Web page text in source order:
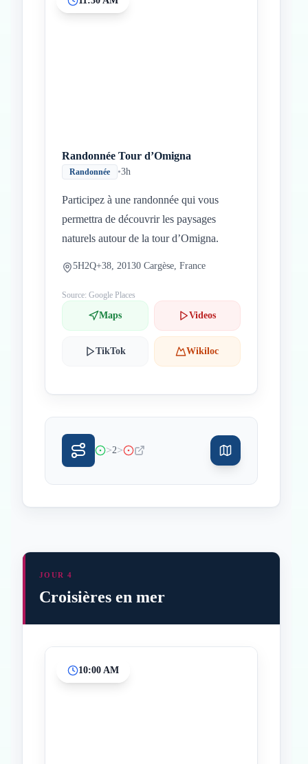
Randonnée Tour d’Omigna
Randonnée •3h
Participez à une randonnée qui vous
permettra de découvrir les paysages
naturels autour de la tour d’Omigna.
5H2Q+38, 20130 Cargèse, France
Source: Google Places
Maps Videos
TikTok Wikiloc
>2>
JOUR 4
Croisières en mer
10:00 AM